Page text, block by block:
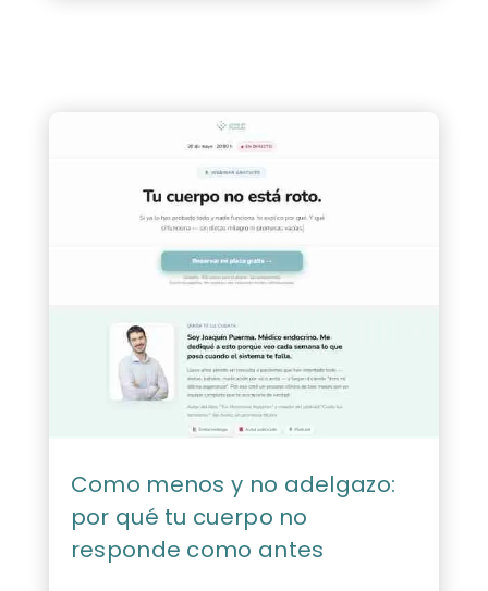
Como menos y no adelgazo:
por qué tu cuerpo no
responde como antes